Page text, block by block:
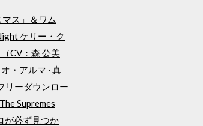
ス」＆ワム
ケリー・ク
CV：森 公美
・アルマ · 真
リーダウンロー
Supremes
が必ず見つか